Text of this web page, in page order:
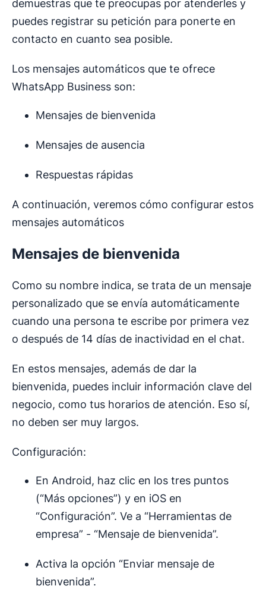
demuestras que te preocupas por atenderles y
puedes registrar su petición para ponerte en
contacto en cuanto sea posible.
Los mensajes automáticos que te ofrece
WhatsApp Business son:
Mensajes de bienvenida
Mensajes de ausencia
Respuestas rápidas
A continuación, veremos cómo configurar estos
mensajes automáticos
Mensajes de bienvenida
Como su nombre indica, se trata de un mensaje
personalizado que se envía automáticamente
cuando una persona te escribe por primera vez
o después de 14 días de inactividad en el chat.
En estos mensajes, además de dar la
bienvenida, puedes incluir información clave del
negocio, como tus horarios de atención. Eso sí,
no deben ser muy largos.
Configuración:
En Android, haz clic en los tres puntos
(“Más opciones”) y en iOS en
“Configuración”. Ve a “Herramientas de
empresa” - “Mensaje de bienvenida”.
Activa la opción “Enviar mensaje de
bienvenida”.